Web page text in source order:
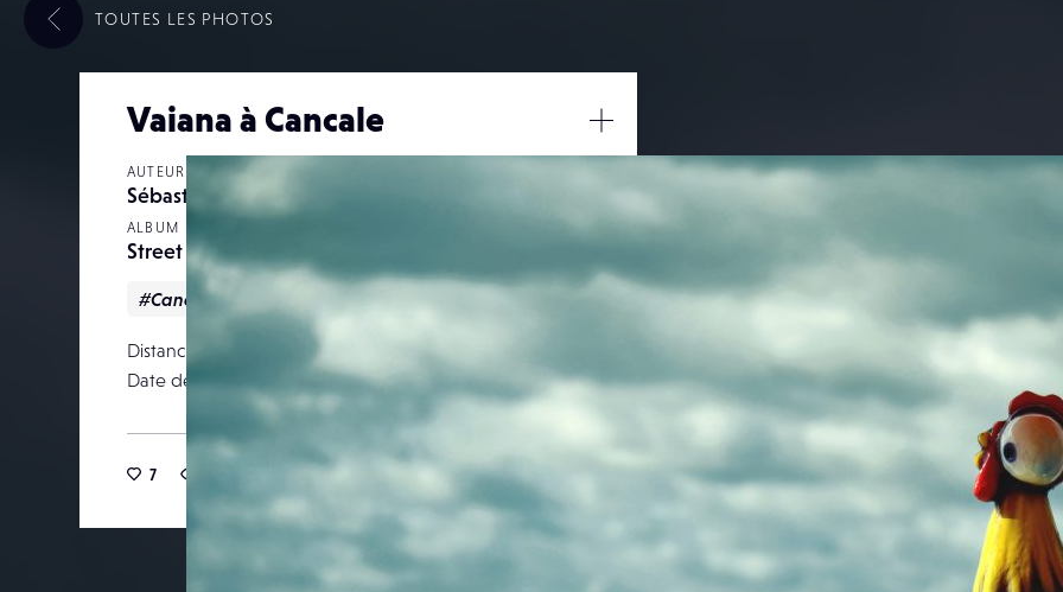
Vaiana à Cancale
AUTEUR
Sébastien Wautié
ALBUM
Street
#Cancale
Distance focale
Date de publication
03 février 2022
7
/
TOUTES LES PHOTOS